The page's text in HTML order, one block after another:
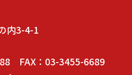
内3-4-1
FAX：03-3455-6689